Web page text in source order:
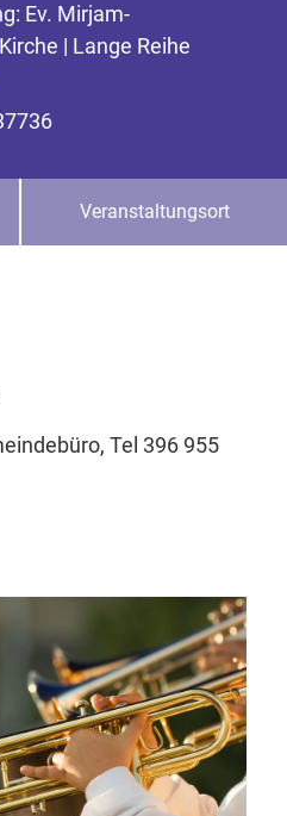
Ev. Mirjam-
| Lange Reihe
Veranstaltungsort
Tel 396 955